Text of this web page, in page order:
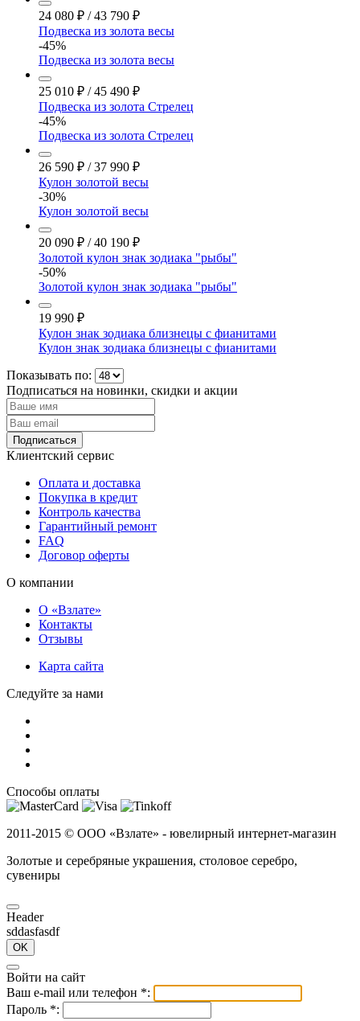
24 080 ₽ / 43 790 ₽
Подвеска из золота весы
-45%
Подвеска из золота весы
25 010 ₽ / 45 490 ₽
Подвеска из золота Стрелец
-45%
Подвеска из золота Стрелец
26 590 ₽ / 37 990 ₽
Кулон золотой весы
-30%
Кулон золотой весы
20 090 ₽ / 40 190 ₽
Золотой кулон знак зодиака "рыбы"
-50%
Золотой кулон знак зодиака "рыбы"
19 990 ₽
Кулон знак зодиака близнецы с фианитами
Кулон знак зодиака близнецы с фианитами
Показывать по:
Подписаться на новинки, скидки и акции
Подписаться
Клиентский сервис
Оплата и доставка
Покупка в кредит
Контроль качества
Гарантийный ремонт
FAQ
Договор оферты
О компании
О «Взлате»
Контакты
Отзывы
Карта сайта
Следуйте за нами
Способы оплаты
2011-2015 © ООО «Взлате» - ювелирный интернет-магазин
Золотые и серебряные украшения, столовое серебро,
сувениры
Header
sddasfasdf
OK
Войти на сайт
Ваш e-mail или телефон *:
Пароль *: